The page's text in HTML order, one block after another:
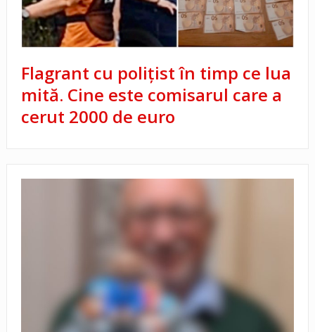
Flagrant cu poliţist în timp ce lua
mită. Cine este comisarul care a
cerut 2000 de euro